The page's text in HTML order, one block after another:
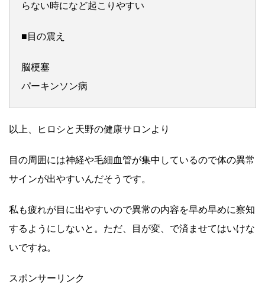
らない時になど起こりやすい
■目の震え
脳梗塞
パーキンソン病
以上、ヒロシと天野の健康サロンより
目の周囲には神経や毛細血管が集中しているので体の異常
サインが出やすいんだそうです。
私も疲れが目に出やすいので異常の内容を早め早めに察知
するようにしないと。ただ、目が変、で済ませてはいけな
いですね。
スポンサーリンク